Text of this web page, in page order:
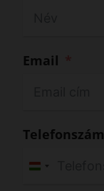
Email
Telefonszám
H